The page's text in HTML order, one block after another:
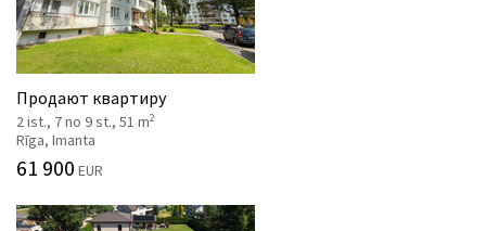
Продают квартиру
2 ist., 7 no 9 st., 51 m2
Rīga, Imanta
61 900 EUR